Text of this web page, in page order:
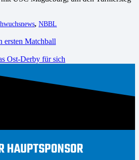
, NBBL
ersten Matchball
Ost-Derby für sich
HAUPTSPONSOR